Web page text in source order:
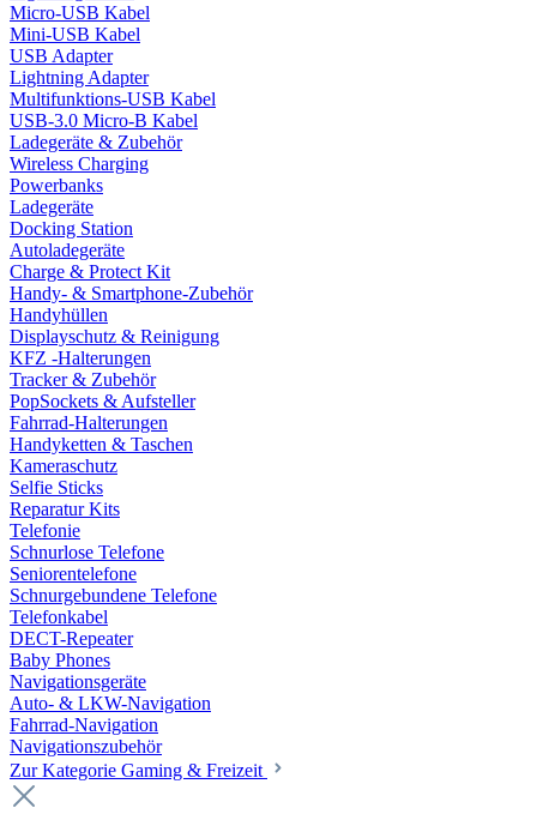
Micro-USB Kabel
Mini-USB Kabel
USB Adapter
Lightning Adapter
Multifunktions-USB Kabel
USB-3.0 Micro-B Kabel
Ladegeräte & Zubehör
Wireless Charging
Powerbanks
Ladegeräte
Docking Station
Autoladegeräte
Charge & Protect Kit
Handy- & Smartphone-Zubehör
Handyhüllen
Displayschutz & Reinigung
KFZ -Halterungen
Tracker & Zubehör
PopSockets & Aufsteller
Fahrrad-Halterungen
Handyketten & Taschen
Kameraschutz
Selfie Sticks
Reparatur Kits
Telefonie
Schnurlose Telefone
Seniorentelefone
Schnurgebundene Telefone
Telefonkabel
DECT-Repeater
Baby Phones
Navigationsgeräte
Auto- & LKW-Navigation
Fahrrad-Navigation
Navigationszubehör
Zur Kategorie Gaming & Freizeit